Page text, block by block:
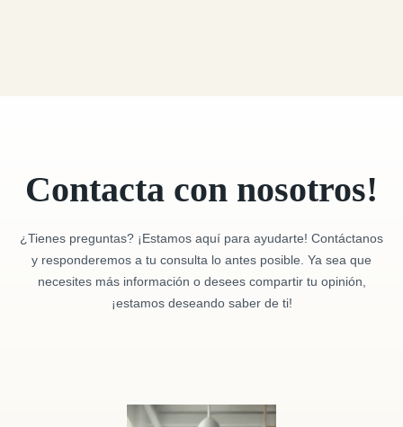
Contacta con nosotros!
¿Tienes preguntas? ¡Estamos aquí para ayudarte! Contáctanos
y responderemos a tu consulta lo antes posible. Ya sea que
necesites más información o desees compartir tu opinión,
¡estamos deseando saber de ti!